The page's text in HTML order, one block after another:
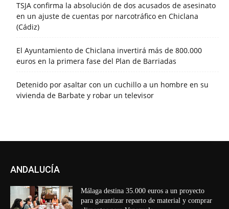
TSJA confirma la absolución de dos acusados de asesinato
en un ajuste de cuentas por narcotráfico en Chiclana
(Cádiz)
El Ayuntamiento de Chiclana invertirá más de 800.000
euros en la primera fase del Plan de Barriadas
Detenido por asaltar con un cuchillo a un hombre en su
vivienda de Barbate y robar un televisor
ANDALUCÍA
Málaga destina 35.000 euros a un proyecto
para garantizar reparto de material y comprar